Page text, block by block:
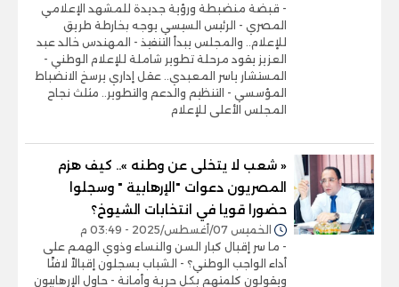
- قبضة منضبطة ورؤية جديدة للمشهد الإعلامي
المصري - الرئيس السيسي يوجه بخارطة طريق
للإعلام.. والمجلس يبدأ التنفيذ - المهندس خالد عبد
العزيز يقود مرحلة تطوير شاملة للإعلام الوطني -
المستشار ياسر المعبدي.. عقل إداري يرسخ الانضباط
المؤسسي - التنظيم والدعم والتطوير.. مثلث نجاح
المجلس الأعلى للإعلام
« شعب لا يتخلى عن وطنه ».. كيف هزم
المصريون دعوات "الإرهابية " وسجلوا
حضورا قويا في انتخابات الشيوخ؟
الخميس 07/أغسطس/2025 - 03:49 م
- ما سر إقبال كبار السن والنساء وذوي الهمم على
أداء الواجب الوطني؟ - الشباب يسجلون إقبالاً لافتًا
ويقولون كلمتهم بكل حرية وأمانة - حاول الإرهابيون